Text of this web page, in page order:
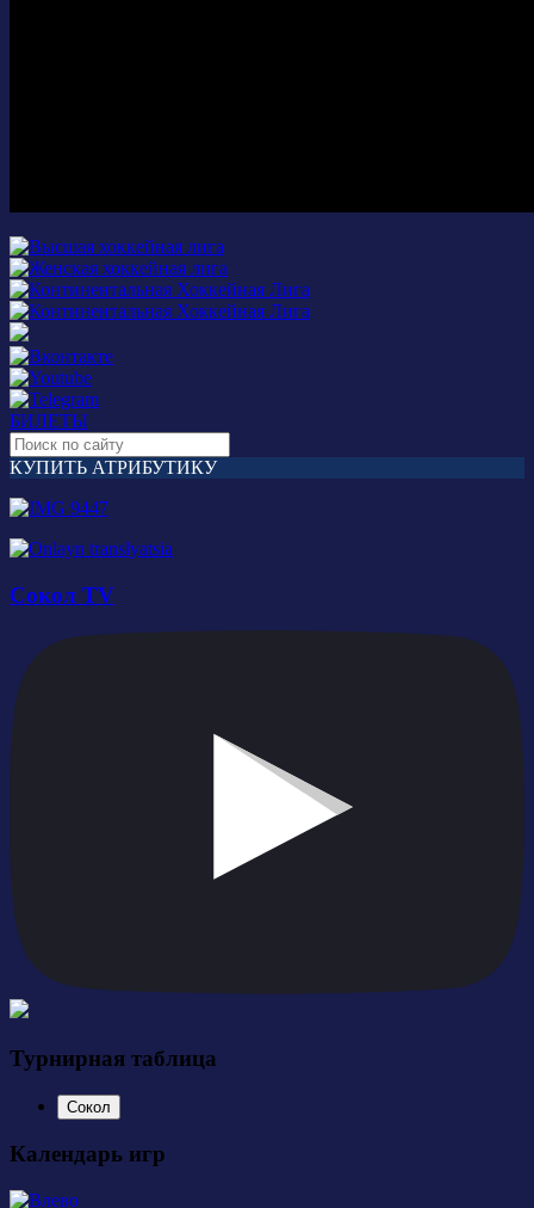
БИЛЕТЫ
КУПИТЬ АТРИБУТИКУ
Сокол TV
Турнирная таблица
Сокол
Календарь игр